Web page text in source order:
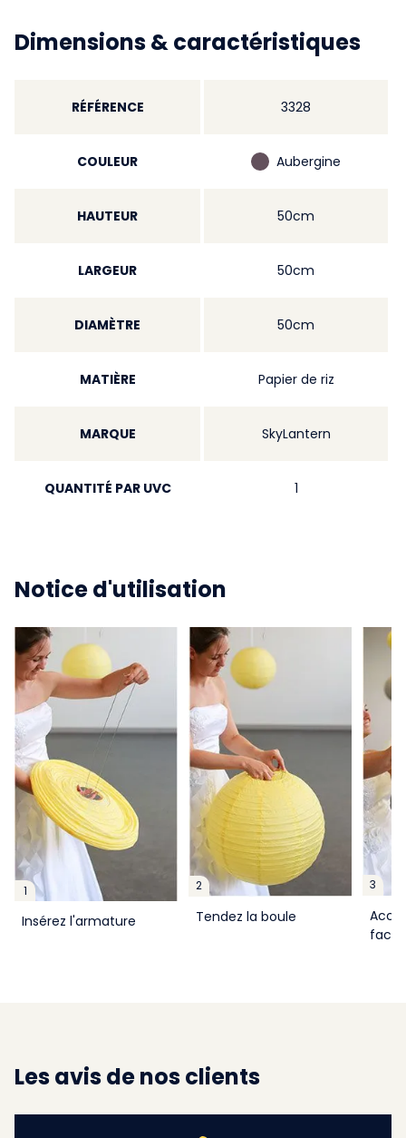
Dimensions & caractéristiques
RÉFÉRENCE 3328
COULEUR Aubergine
HAUTEUR 50cm
LARGEUR 50cm
DIAMÈTRE 50cm
MATIÈRE Papier de riz
MARQUE SkyLantern
QUANTITÉ PAR UVC 1
Notice d'utilisation
1
Insérez l'armature
2
Tendez la boule
3
Les avis de nos clients